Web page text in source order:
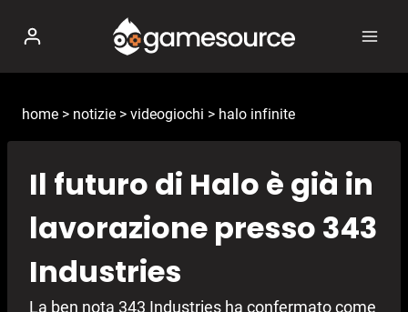
contenuto
home > notizie > videogiochi > halo infinite
Il futuro di Halo è già in
lavorazione presso 343
Industries
La ben nota 343 Industries ha confermato come